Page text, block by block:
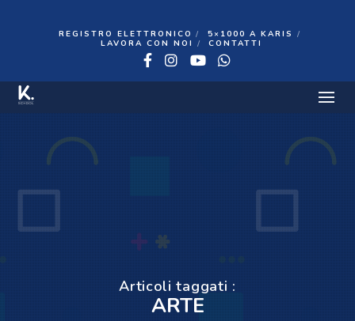
REGISTRO ELETTRONICO
5×1000 A KARIS
LAVORA CON NOI
CONTATTI
Facebook
Instagram
YouTube
WhatsApp
Articoli taggati :
ARTE